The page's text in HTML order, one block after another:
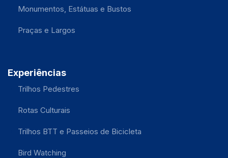
Monumentos, Estátuas e Bustos
Praças e Largos
Experiências
Trilhos Pedestres
Rotas Culturais
Trilhos BTT e Passeios de Bicicleta
Bird Watching